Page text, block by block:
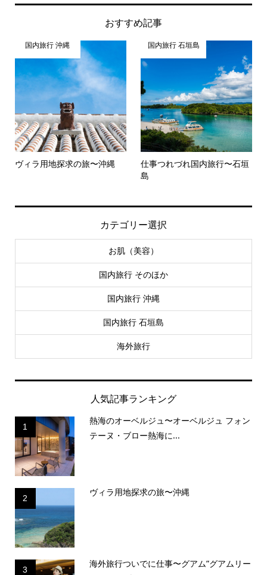
おすすめ記事
国内旅行 沖縄
ヴィラ用地探求の旅〜沖縄
国内旅行 石垣島
仕事つれづれ国内旅行〜石垣
島
カテゴリー選択
お肌（美容）
国内旅行 そのほか
国内旅行 沖縄
国内旅行 石垣島
海外旅行
人気記事ランキング
1
熱海のオーベルジュ〜オーベルジュ フォン
テーヌ・ブロー熱海に...
2
ヴィラ用地探求の旅〜沖縄
3
海外旅行ついでに仕事〜グアム”グアムリー